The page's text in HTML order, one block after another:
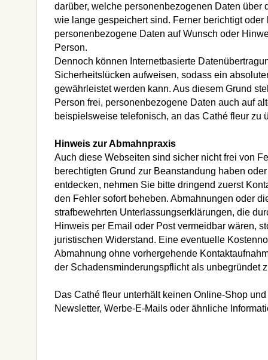
darüber, welche personenbezogenen Daten über
wie lange gespeichert sind. Ferner berichtigt oder
personenbezogene Daten auf Wunsch oder
Person.
Dennoch können Internetbasierte
Sicherheitslücken aufweisen, sodass ein
gewährleistet werden kann. Aus diesem Grund
Person frei, personenbezogene Daten auch auf
beispielsweise telefonisch, an das Cathé fleur zu
Hinweis zur Abmahnpraxis
Auch diese Webseiten sind sicher nicht frei von
berechtigten Grund zur Beanstandung haben
entdecken, nehmen Sie bitte dringend zuerst
den Fehler sofort beheben. Abmahnungen oder
strafbewehrten Unterlassungserklärungen, die
Hinweis per Email oder Post vermeidbar wären,
juristischen Widerstand. Eine eventuelle
Abmahnung ohne vorhergehende
der Schadensminderungspflicht als unbegründet
Das Cathé fleur unterhält keinen Online-Shop
Newsletter, Werbe-E-Mails oder ähnliche